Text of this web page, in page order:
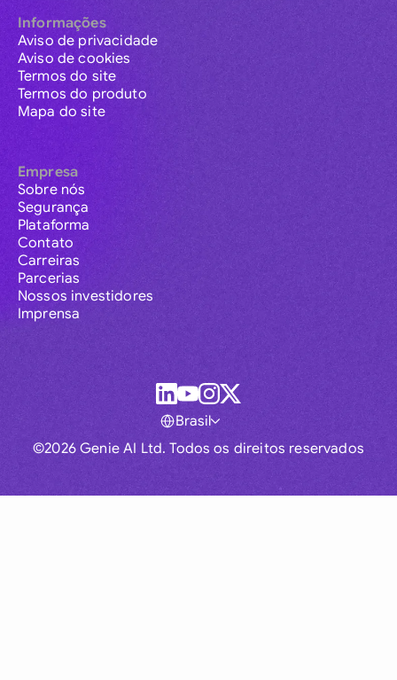
Informações
Aviso de privacidade
Aviso de cookies
Termos do site
Termos do produto
Mapa do site
Empresa
Sobre nós
Segurança
Plataforma
Contato
Carreiras
Parcerias
Nossos investidores
Imprensa
©2026 Genie AI Ltd. Todos os direitos reservados
Brasil
Global